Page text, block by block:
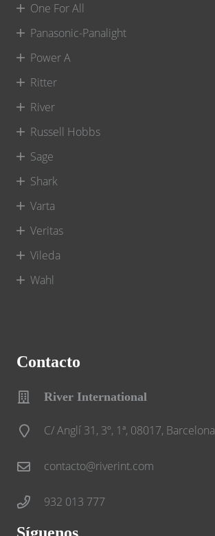
One For All
Panasonic-Panalight
Power A
Ritter
River
Russell Hobbs
Sage
Shark
Varta
Veritas
Vileda
Wahl
Contacto
River International
C/ Anglí 31, 3º, 1ª, 08017, Barcelona
contacto@riverint.com
932 013 777